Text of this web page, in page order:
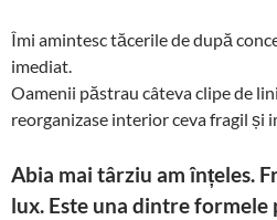
Îmi amintesc tăcerile de după
imediat.
Oamenii păstrau câteva clipe de
reorganizase interior ceva fragil și
Abia mai târziu am înțeles.
lux. Este una dintre